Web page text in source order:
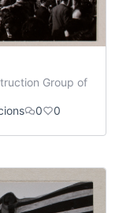
Group of
0 0